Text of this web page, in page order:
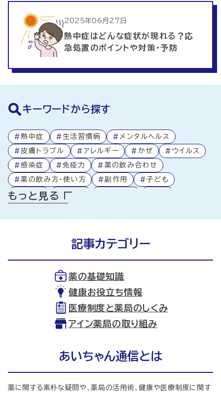
熱中症はどんな症状が現れる？応
急処置のポイントや対策・予防
2025年06月27日
キーワードから探す
#熱中症 # 生活習慣病 # メンタルヘルス
# 皮膚トラブル #アレルギー # かぜ # ウイルス
#感染症 #免疫力 # 薬の飲み合わせ
#薬の飲み方・使い方 #副作用 #子ども
#高齢者 # 処方箋
もっと見る
記事カテゴリー
薬の基礎知識
健康お役立ち情報
医療制度と薬局のしくみ
アイン薬局の取り組み
あいちゃん通信とは
薬に関する素朴な疑問や、薬局の活用術、健康や医療制度に関す